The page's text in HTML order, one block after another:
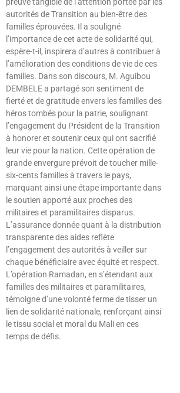
preuve tangible de l’attention portée par les
autorités de Transition au bien-être des
familles éprouvées. Il a souligné
l’importance de cet acte de solidarité qui,
espère-t-il, inspirera d’autres à contribuer à
l’amélioration des conditions de vie de ces
familles. Dans son discours, M. Aguibou
DEMBELE a partagé son sentiment de
fierté et de gratitude envers les familles des
héros tombés pour la patrie, soulignant
l’engagement du Président de la Transition
à honorer et soutenir ceux qui ont sacrifié
leur vie pour la nation. Cette opération de
grande envergure prévoit de toucher mille-
six-cents familles à travers le pays,
marquant ainsi une étape importante dans
le soutien apporté aux proches des
militaires et paramilitaires disparus.
L’assurance donnée quant à la distribution
transparente des aides reflète
l’engagement des autorités à veiller sur
chaque bénéficiaire avec équité et respect.
L’opération Ramadan, en s’étendant aux
familles des militaires et paramilitaires,
témoigne d’une volonté ferme de tisser un
lien de solidarité nationale, renforçant ainsi
le tissu social et moral du Mali en ces
temps de défis.